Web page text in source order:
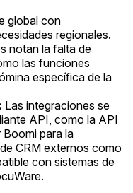
global con
regionales.
notan la falta de
las funciones
específica de la
Las integraciones se
API, como la API
para la
CRM externos como
con sistemas de